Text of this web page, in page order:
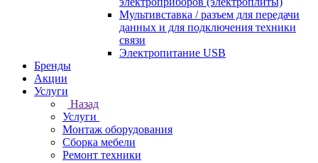
Мультивставка / разъем для передачи
данных и для подключения техники
связи
Электропитание USB
Бренды
Акции
Услуги
Назад
Услуги
Монтаж оборудования
Сборка мебели
Ремонт техники